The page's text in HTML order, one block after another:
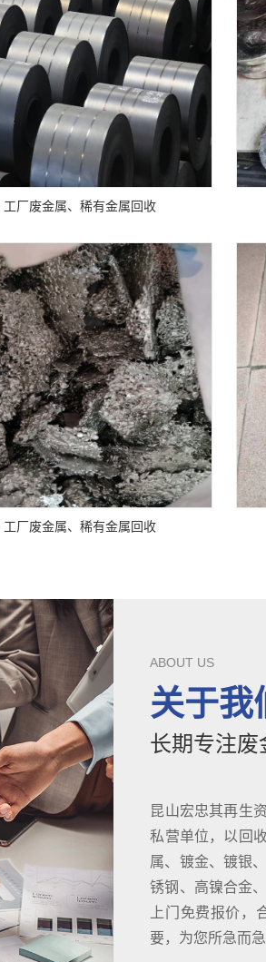
工厂废金属、稀有金属回收
工厂废金属、稀有金属回收
ABOUT US
关于我
长期专注废
昆山宏忠其再生
私营单位，以回
属、镀金、镀银
锈钢、高镍合金
上门免费报价
要，为您所急而